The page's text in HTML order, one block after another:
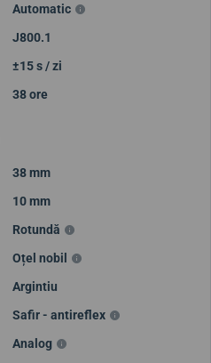
Automatic
J800.1
±15 s / zi
38 ore
38 mm
10 mm
Rotundă
Oțel nobil
Argintiu
Safir - antireflex
Analog